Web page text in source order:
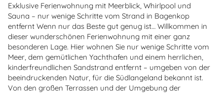
Exklusive Ferienwohnung mit Meerblick, Whirlpool und
Sauna – nur wenige Schritte vom Strand in Bagenkop
entfernt Wenn nur das Beste gut genug ist… Willkommen in
dieser wunderschönen Ferienwohnung mit einer ganz
besonderen Lage. Hier wohnen Sie nur wenige Schritte vom
Meer, dem gemütlichen Yachthafen und einem herrlichen,
kinderfreundlichen Sandstrand entfernt – umgeben von der
beeindruckenden Natur, für die Südlangeland bekannt ist.
Von den großen Terrassen und der Umgebung der